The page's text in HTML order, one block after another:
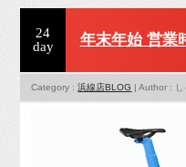
24
day
年末年始 営業
Category :浜線店BLOG | Author : し